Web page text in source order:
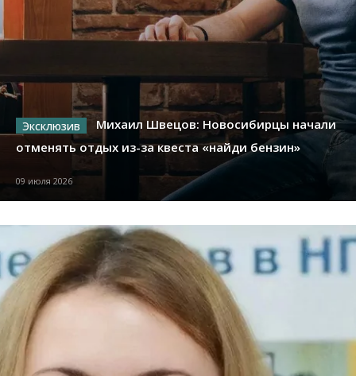
Михаил Швецов: Новосибирцы начали
отменять отдых из-за квеста «найди бензин»
09 июля 2026